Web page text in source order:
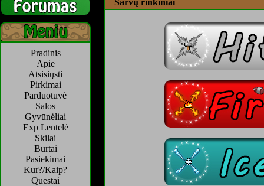
Pradinis
Apie
Atsisiųsti
Pirkimai
Parduotuvė
Salos
Gyvūnėliai
Exp Lentelė
Skilai
Burtai
Pasiekimai
Kur?/Kaip?
Questai
Šarvų rinkiniai